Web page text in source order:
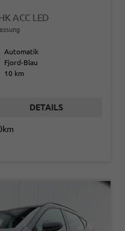
ACC LED
Automatik
Fjord-Blau
10 km
DETAILS